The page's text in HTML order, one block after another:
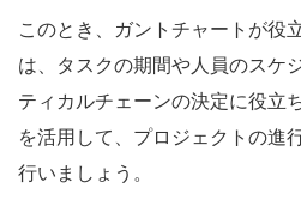
このとき、ガントチャートが役
は、タスクの期間や人員のスケ
ティカルチェーンの決定に役立ち
を活用して、プロジェクトの進
行いましょう。